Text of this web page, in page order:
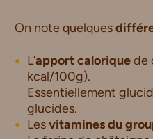
On note quelques
L’apport caloriquede
kcal/100g).
Essentiellement
glucides.
Lesvitamines du